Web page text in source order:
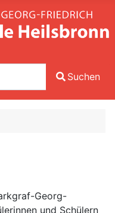
for results.
Suchen
Georg-
und Schülern